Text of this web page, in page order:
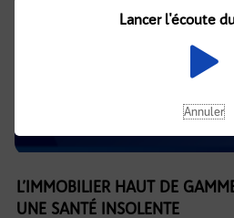
L’IMMOBILIER HAUT DE
UNE SANTÉ INSOLENTE
Lancer l'écoute
Annuler